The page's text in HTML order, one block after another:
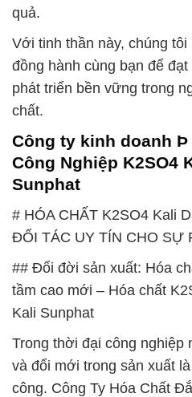
quả.
Với tinh thần này, chúng
đồng hành cùng bạn để
phát triển bền vững trong
chất.
Công ty kinh doanh
Công Nghiệp K2SO4
Sunphat
# HÓA CHẤT K2SO4 Kali
ĐỐI TÁC UY TÍN CHO SỰ
## Đổi đời sản xuất: Hóa
tầm cao mới – Hóa chất
Kali Sunphat
Trong thời đại công nghiệp
và đổi mới trong sản xuất
công. Công Ty Hóa Chất